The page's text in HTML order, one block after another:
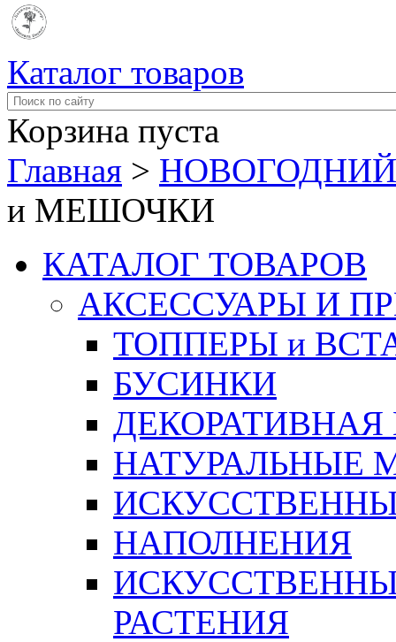
Каталог товаров
Корзина пуста
Главная >
и МЕШОЧКИ
КАТАЛОГ ТОВАРОВ
АКСЕССУАРЫ И
ТОППЕРЫ и
БУСИНКИ
ДЕКОРАТИВНАЯ
НАТУРАЛЬНЫЕ
НАПОЛНЕНИЯ
РАСТЕНИЯ